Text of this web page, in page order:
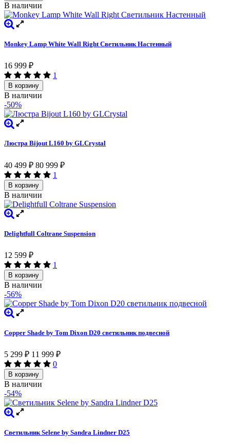
В наличии
Monkey Lamp White Wall Right Светильник Настенный
16 999 ₽
1
В корзину
В наличии
-50%
Люстра Bijout L160 by GLCrystal
40 499 ₽ 80 999 ₽
1
В корзину
В наличии
Delightfull Coltrane Suspension
12 599 ₽
1
В корзину
В наличии
-56%
Copper Shade by Tom Dixon D20 светильник подвесной
5 299 ₽ 11 999 ₽
0
В корзину
В наличии
-54%
Светильник Selene by Sandra Lindner D25